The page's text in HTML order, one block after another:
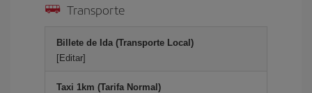
Transporte
Billete de Ida (Transporte Local)
[Editar]
Taxi 1km (Tarifa Normal)